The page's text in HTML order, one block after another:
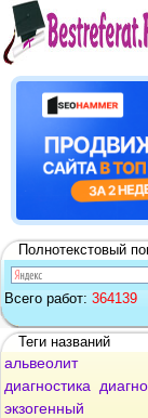
Полнотекстовый
Всего работ: 364139
Теги названий
альвеолит
диагностика
экзогенный